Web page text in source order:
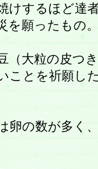
けするほど達
を願ったもの
（大粒の皮つ
ことを祈願し
卵の数が多く